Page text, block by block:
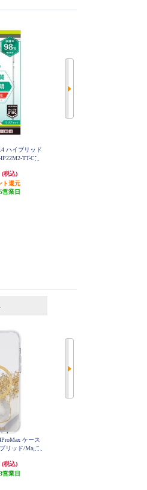
ハイブリッド
TT-CL
(税込)
ト還元
5営業日
ケース
リッド/MagSa
(税込)
3営業日